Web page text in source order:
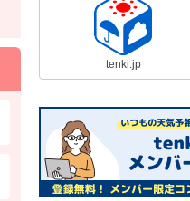
tenki.jp